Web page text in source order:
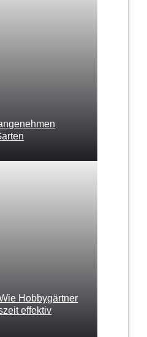
Hobbygärtner
effektiv